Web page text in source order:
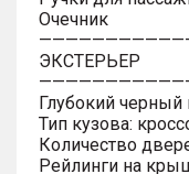
Очечник
ЭКСТЕРЬЕР
Глубокий черный
Тип кузова:
Количество
Рейлинги на